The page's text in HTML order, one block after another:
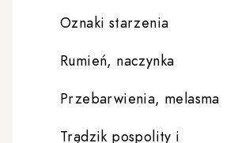
Oznaki starzenia
Rumień, naczynka
Przebarwienia, melasma
Trądzik pospolity i